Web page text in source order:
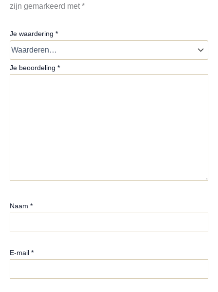
zijn gemarkeerd met*
Je waardering *
Je beoordeling *
Naam *
E-mail *